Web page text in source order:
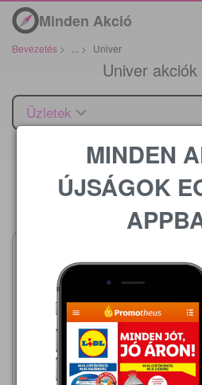
Minden Akció
Bevezetés > > Univer
Univer
Üzletek
Ár
MINDEN
ÚJSÁGOK